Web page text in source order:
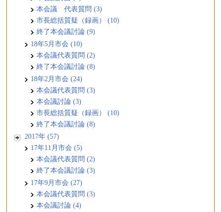
本会議 代表質問 (3)
市長総括質疑（録画） (10)
終了本会議討論 (9)
18年5月市会 (10)
本会議代表質問 (2)
終了本会議討論 (8)
18年2月市会 (24)
本会議代表質問 (3)
本会議討論 (3)
市長総括質疑（録画） (10)
終了本会議討論 (8)
2017年 (57)
17年11月市会 (5)
本会議代表質問 (2)
終了本会議討論 (3)
17年9月市会 (27)
本会議代表質問 (3)
本会議討論 (4)